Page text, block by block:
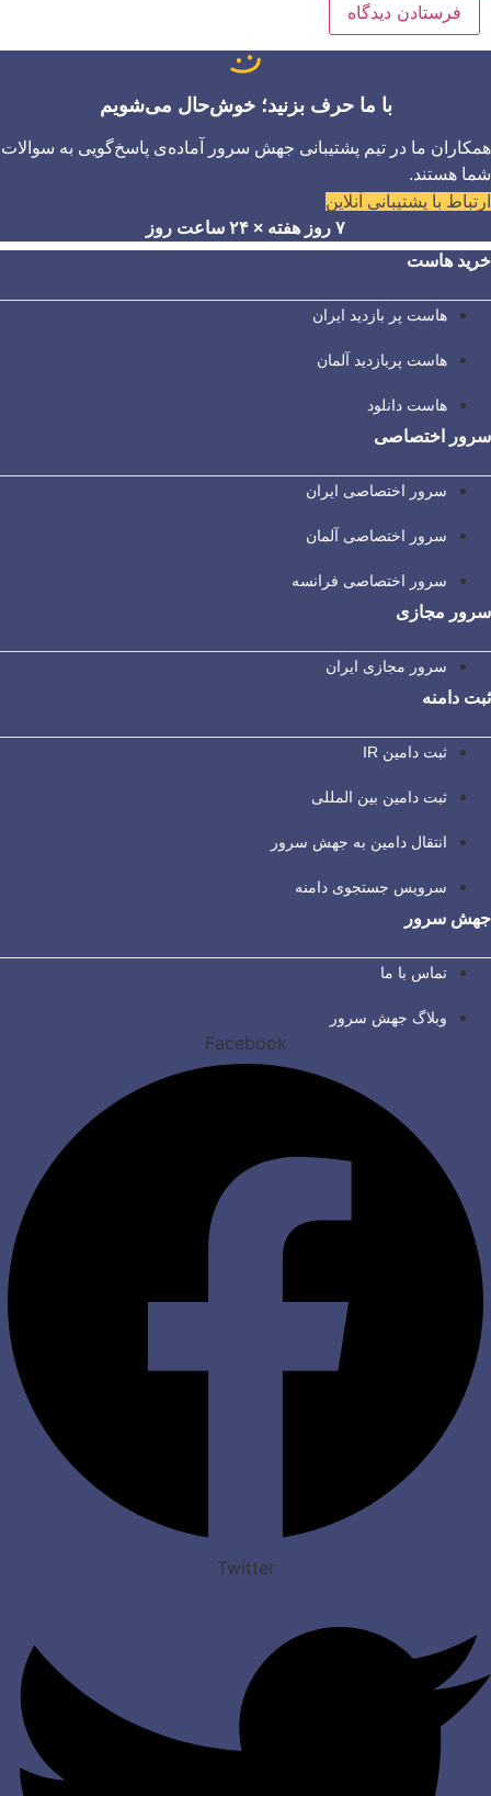
با ما حرف بزنید؛ خوش‌حال می‌شویم
همکاران ما در تیم پشتیبانی جهش سرور آماده‌ی پاسخ‌گویی به سوالات
شما هستند.
ارتباط با پشتیبانی آنلاین
۷ روز هفته × ۲۴ ساعت روز
خرید هاست
هاست پر بازدید ایران
هاست پربازدید آلمان
هاست دانلود
سرور اختصاصی
سرور اختصاصی ایران
سرور اختصاصی آلمان
سرور اختصاصی فرانسه
سرور مجازی
سرور مجازی ایران
ثبت دامنه
ثبت دامین IR
ثبت دامین بین المللی
انتقال دامین به جهش سرور
سرویس جستجوی دامنه
جهش سرور
تماس با ما
وبلاگ جهش سرور
Facebook
Twitter